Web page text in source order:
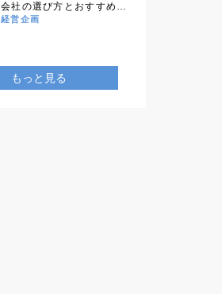
会社の選び方とおすすめ企
業一覧
経営企画
もっと見る